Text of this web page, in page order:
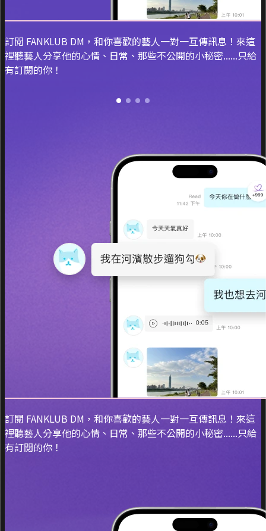
訂閱 FANKLUB DM，和你喜歡的藝人一對一互傳訊息！來這
裡聽藝人分享他的心情、日常、那些不公開的小秘密......只給
有訂閱的你！
訂閱 FANKLUB DM，和你喜歡的藝人一對一互傳訊息！來這
裡聽藝人分享他的心情、日常、那些不公開的小秘密......只給
有訂閱的你！